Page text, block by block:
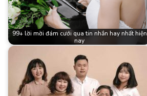
99+ lời mời đám cưới qua tin nhắn hay nhất hiện
nay